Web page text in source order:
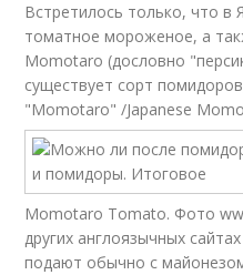
Встретилось только, что в
томатное мороженое, а
Momotaro (дословно
существует сорт
"Momotaro" /Japanese
Momotaro Tomato. Фото
других англоязычных
подают обычно с